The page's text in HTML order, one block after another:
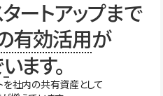
ートアップまで
有効活用が
ます。
を社内の共有資産として